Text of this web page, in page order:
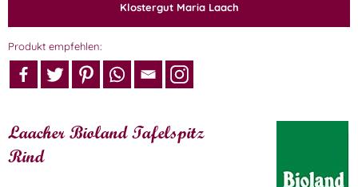
Klostergut Maria Laach
Produkt empfehlen:
Laacher Bioland Tafelspitz
Rind